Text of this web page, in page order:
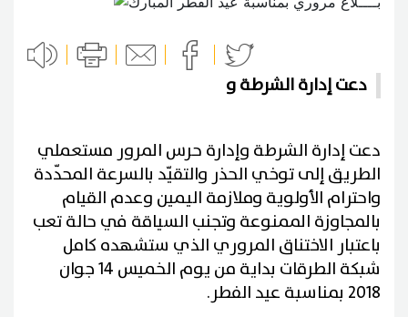
دعت إدارة الشرطة و
دعت إدارة الشرطة وإدارة حرس المرور مستعملي
الطريق إلى توخي الحذر والتقيّد بالسرعة المحدّدة
واحترام الأولوية وملازمة اليمين وعدم القيام
بالمجاوزة الممنوعة وتجنب السياقة في حالة تعب
باعتبار الاختناق المروري الذي ستشهده كامل
شبكة الطرقات بداية من يوم الخميس 14 جوان
2018 بمناسبة عيد الفطر.